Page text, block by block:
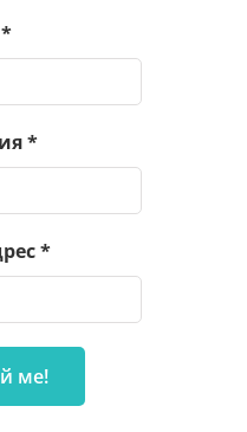
*
*
*